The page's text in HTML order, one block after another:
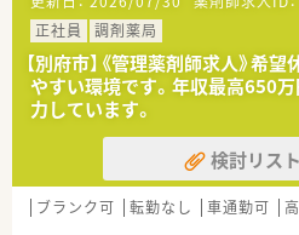
＜教育制度＞
■隔月熊本の薬局と合同で勉強
■学会参加については、参加費
のスキルアップを支援する制度
＜こんな会社です＞
■仕事への頑張りをきちんと評
■症例検討に関する勉強会も定
■在宅にも力を入れていますの
めます。
正社員
調剤薬局
【別府市】《管理薬剤師求人》希
やすい環境です。年収最高650
力しています。
検討リス
ブランク可 転勤なし 車通勤可